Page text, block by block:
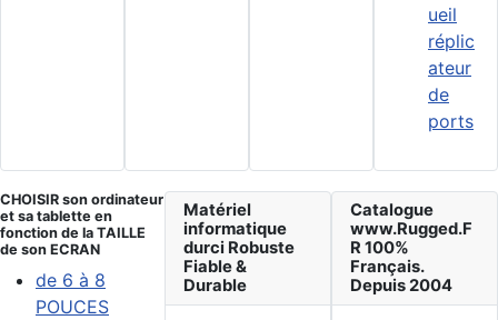
ueil
réplic
ateur
de
ports
CHOISIR son ordinateur
et sa tablette en
fonction de la TAILLE
de son ECRAN
de 6 à 8
POUCES
Matériel
informatique
durci Robuste
Fiable &
Durable
Catalogue
www.Rugged.F
R 100%
Français.
Depuis 2004